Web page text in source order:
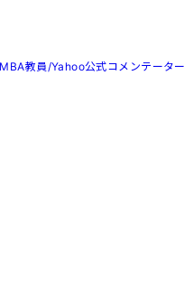
教員/Yahoo公式コメンテータ